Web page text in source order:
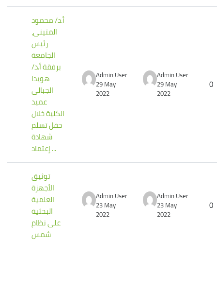
أ.د/ محمود
المتينى،
رئيس
الجامعة
برفقة أ.د/
هويدا
الجبالى
عميد
الكلية خلال
حفل تسلم
شهادة
إعتماد ...
Admin User
29 May
2022
Admin User
29 May
2022
0
توثيق
الأجهزة
العلمية
البحثية
على نظام
شمس
Admin User
23 May
2022
Admin User
23 May
2022
0